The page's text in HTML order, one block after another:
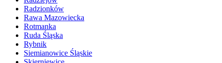
Radzionków
Rawa Mazowiecka
Rotmanka
Ruda Śląska
Rybnik
Siemianowice Śląskie